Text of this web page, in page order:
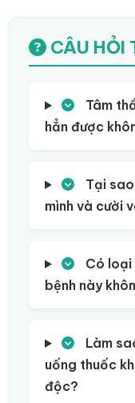
CÂU HỎI
Tâm
hẳn được
Tại
mình và cười
Có loại
bệnh này
Làm
uống thuốc
độc?